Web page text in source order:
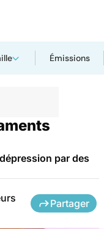
Émissions
par des
Partager